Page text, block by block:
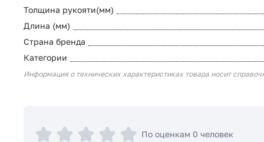
Толщина рукояти(мм)
Длина (мм)
Страна бренда
Категории
Информация о технических характеристиках товара носит
По оценкам 0 человек